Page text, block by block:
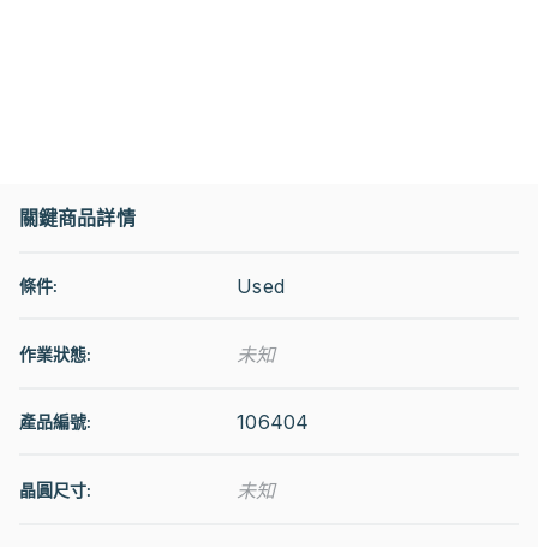
關鍵商品詳情
條件: Used
作業狀態: 未知
產品編號: 106404
晶圓尺寸: 未知